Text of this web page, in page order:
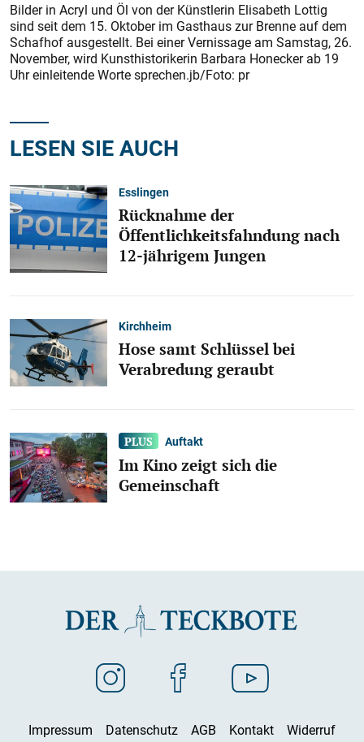
Bilder in Acryl und Öl von der Künstlerin Elisabeth Lottig
sind seit dem 15. Oktober im Gasthaus zur Brenne auf dem
Schafhof ausgestellt. Bei einer Vernissage am Samstag, 26.
November, wird Kunsthistorikerin Barbara Honecker ab 19
Uhr einleitende Worte sprechen.jb/Foto: pr
LESEN SIE AUCH
Esslingen
Rücknahme der
Öffentlichkeitsfahndung nach
12-jährigem Jungen
Kirchheim
Hose samt Schlüssel bei
Verabredung geraubt
Auftakt
Im Kino zeigt sich die
Gemeinschaft
Impressum Datenschutz AGB Kontakt Widerruf